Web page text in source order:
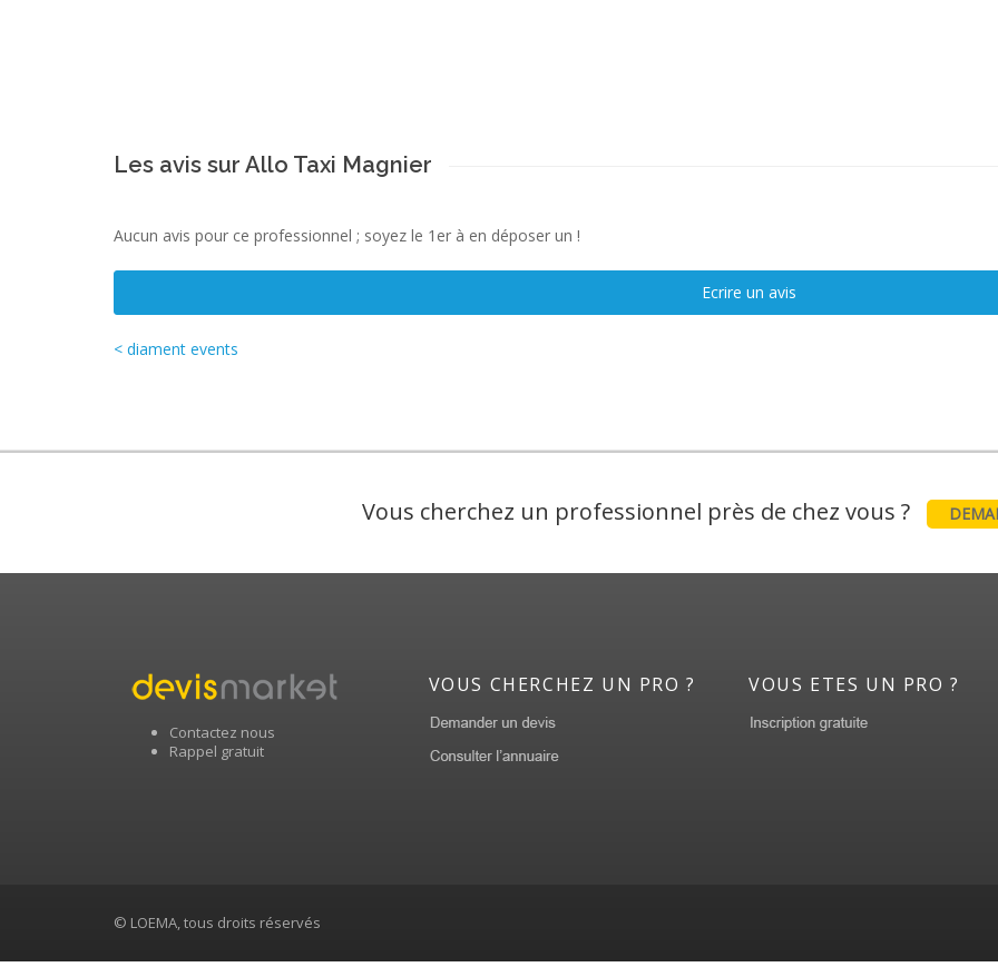
Les avis sur Allo Taxi Magnier
Aucun avis pour ce professionnel ; soyez le 1er à en déposer un !
Ecrire un avis
< diament events
Vous cherchez un professionnel près de chez vous ?
Contactez nous
Rappel gratuit
VOUS CHERCHEZ UN PRO ? VOUS ETES UN PRO ?
© LOEMA, tous droits réservés